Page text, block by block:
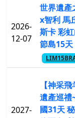
2026-
12-07
世界遺產
x智利 馬
斯卡 彩
節島15天
2027-
【神采
遺產巡禮
國31天